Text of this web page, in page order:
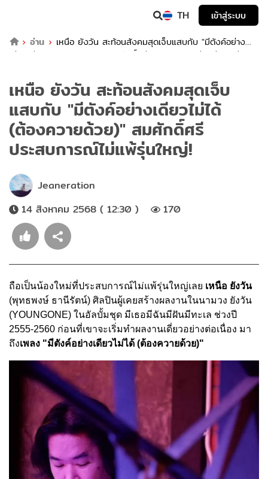
TH
เข้าสู่ระบบ
อ่าน
เหนือ ยังวัน สะท้อนสังคมสุดเจ็บแสบกับ "มีตังค์อย่าง
เดียวไม่ได้ (ต้องควายด้วย)" สมศักดิ์ศรีประสบการณ์ไม่แพ้รุ่นใหญ่!
เหนือ ยังวัน สะท้อนสังคมสุดเจ็บ
แสบกับ "มีตังค์อย่างเดียวไม่ได้
(ต้องควายด้วย)" สมศักดิ์ศรี
ประสบการณ์ไม่แพ้รุ่นใหญ่!
Jeaneration
14 สิงหาคม 2568 ( 12:30 )
170
ถือเป็นน้องใหม่ที่ประสบการณ์ไม่แพ้รุ่นใหญ่เลย เหนือ ยังวัน
(พุทธพงษ์ ธานีรัตน์) ศิลปินผู้เคยสร้างผลงานในนามวง ยังวัน
(YOUNGONE) ในอัลบั้มชุด มีเธอมีฉันมีฝันมีทะเล ช่วงปี
2555-2560 ก่อนที่เขาจะเริ่มทำผลงานเดี่ยวอย่างต่อเนื่อง มา
ถึงเพลง "มีตังค์อย่างเดียวไม่ได้ (ต้องควายด้วย)"